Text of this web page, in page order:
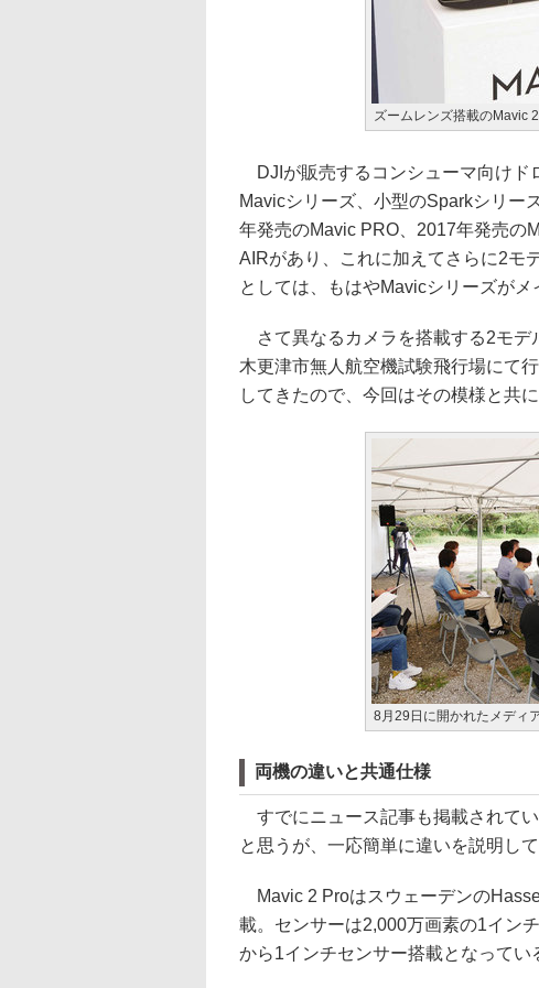
ズームレンズ搭載のMavic
DJIが販売するコンシューマ向けド
Mavicシリーズ、小型のSparkシリー
年発売のMavic PRO、2017年発売の
AIRがあり、これに加えてさらに2モ
としては、もはやMavicシリーズが
さて異なるカメラを搭載する2モデ
木更津市無人航空機試験飛行場にて
してきたので、今回はその模様と共
8月29日に開かれたメディ
両機の違いと共通仕様
すでにニュース記事も掲載されて
と思うが、一応簡単に違いを説明して
Mavic 2 Proはスウェーデンの
載。センサーは2,000万画素の1イン
から1インチセンサー搭載となってい